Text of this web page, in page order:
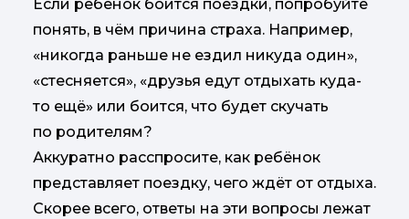
Если ребёнок боится поездки, попробуйте
понять, в чём причина страха. Например,
«никогда раньше не ездил никуда один»,
«стесняется», «друзья едут отдыхать куда-
то ещё» или боится, что будет скучать
по родителям?
Аккуратно расспросите, как ребёнок
представляет поездку, чего ждёт от отдыха.
Скорее всего, ответы на эти вопросы лежат